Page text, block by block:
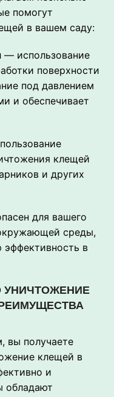
помогут
в вашем саду:
— использование
поверхности
под давлением
и обеспечивает
клещей
и других
для вашего
среды,
эффективность в
вы получаете
клещей в
и
обладают